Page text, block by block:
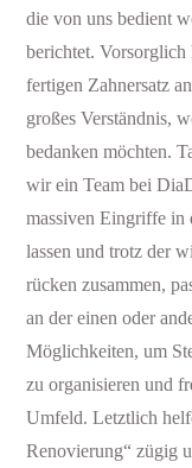
die von uns bedient
berichtet. Vorsorglich
fertigen Zahnersatz
großes Verständnis,
bedanken möchten.
wir ein Team bei
massiven Eingriffe in
lassen und trotz der
rücken zusammen,
an der einen oder
Möglichkeiten, um
zu organisieren und
Umfeld. Letztlich
Renovierung“ zügig